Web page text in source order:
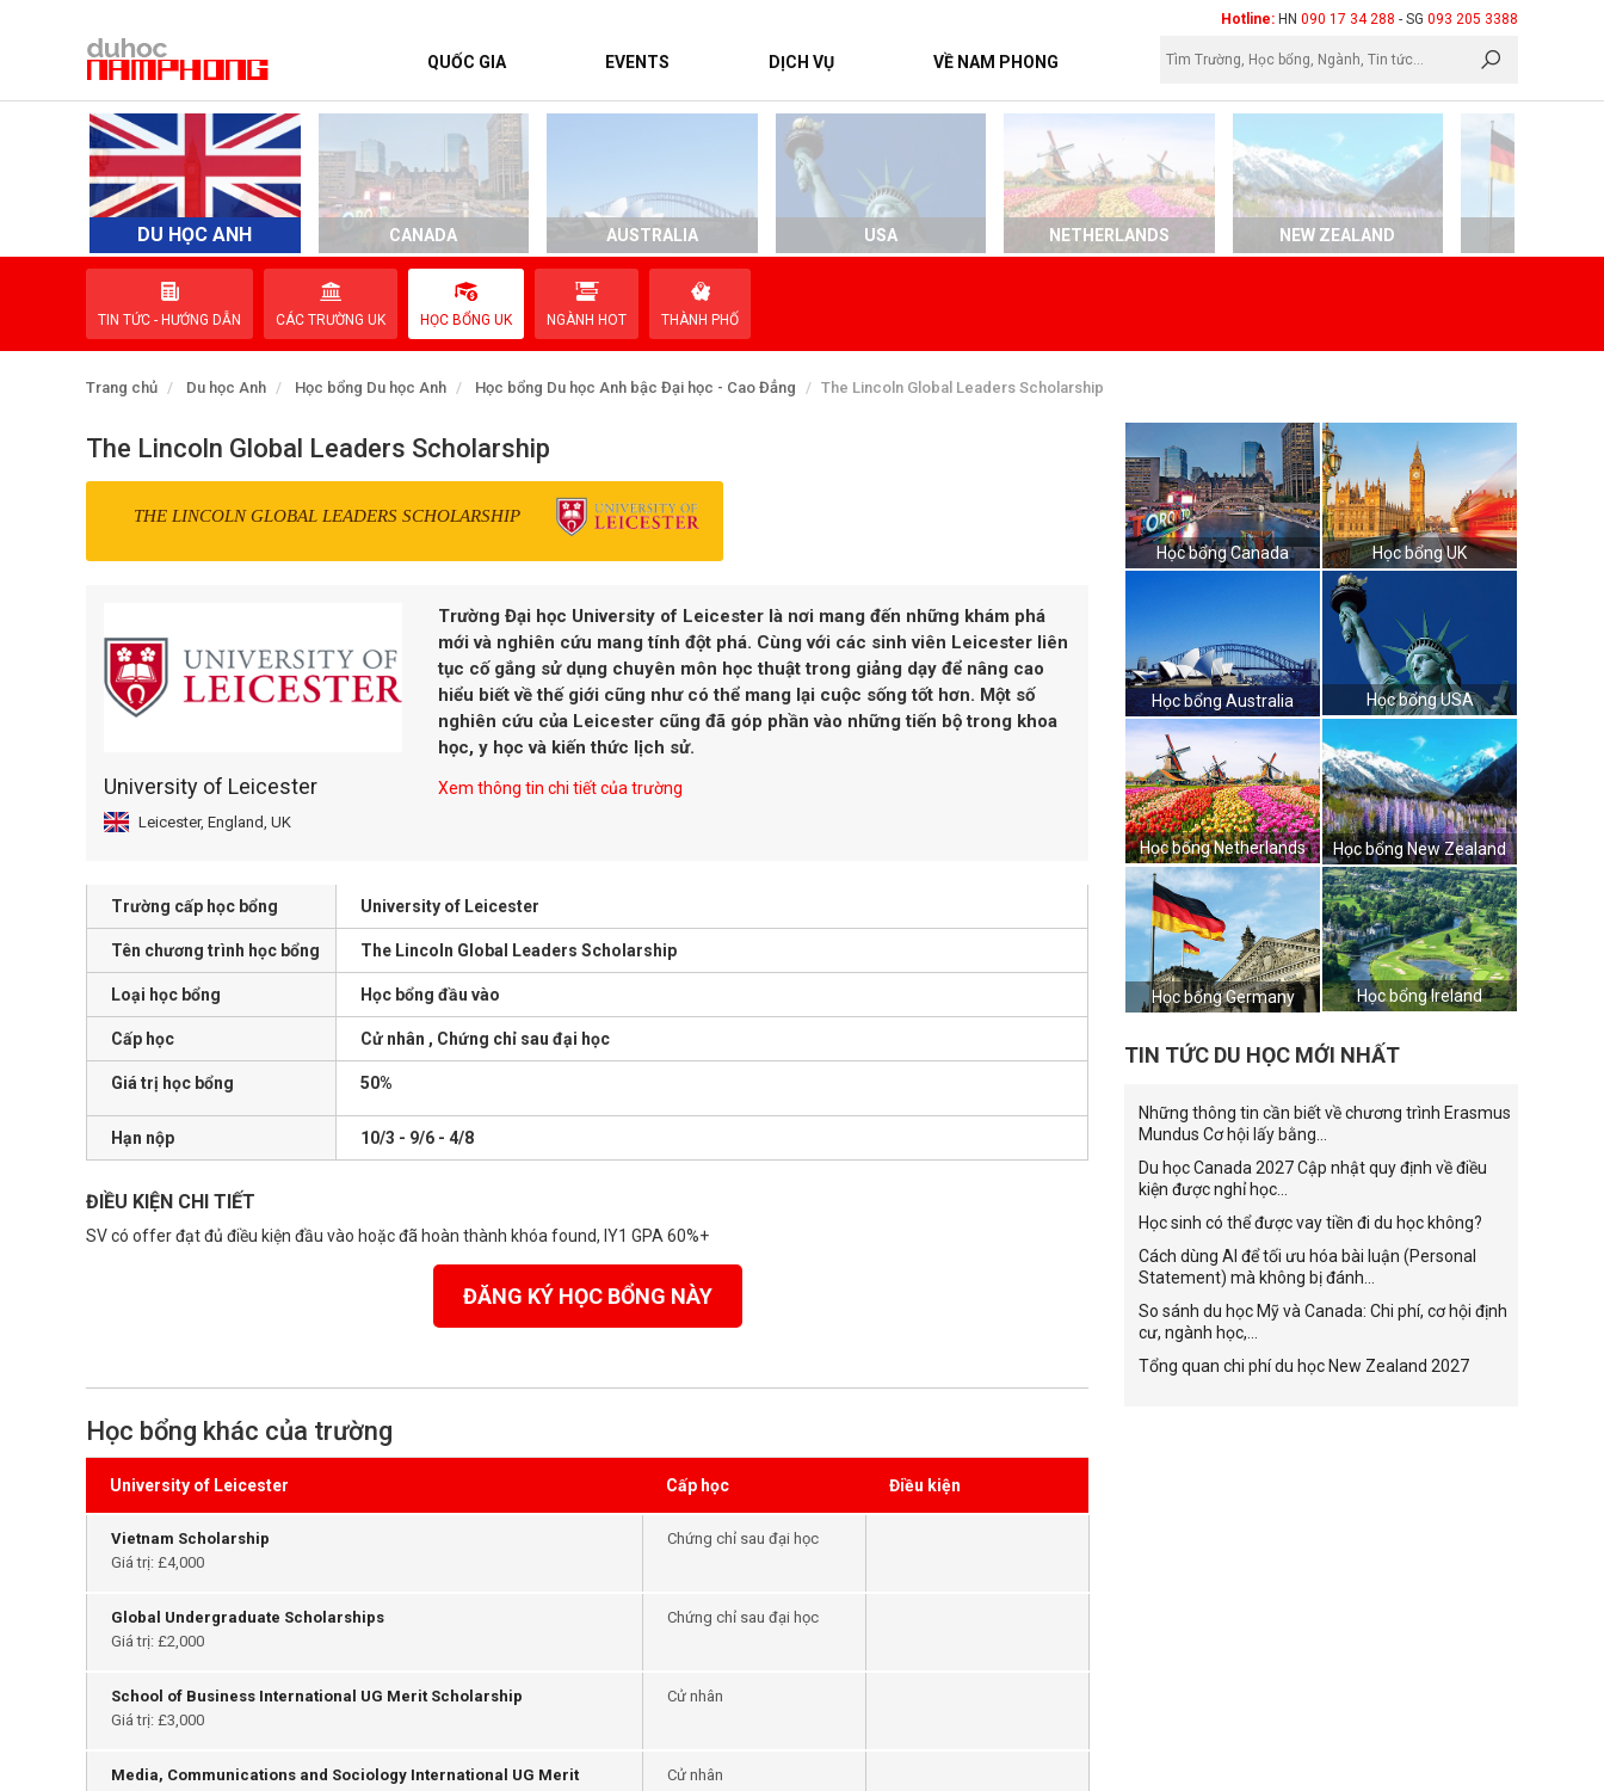
Hotline: HN 090 17 34 288 - SG 093 205 3388
QUỐC GIA EVENTS DỊCH VỤ VỀ NAM PHONG
DU HỌC ANH CANADA AUSTRALIA USA NETHERLANDS NEW ZEALAND
TIN TỨC - HƯỚNG DẪN CÁC TRƯỜNG UK HỌC BỔNG UK NGÀNH HOT THÀNH PHỐ
Trang chủ Du học Anh Học bổng Du học Anh Học bổng Du học Anh bậc Đại học - Cao Đẳng The Lincoln Global Leaders Scholarship
The Lincoln Global Leaders Scholarship
THE LINCOLN GLOBAL LEADERS SCHOLARSHIP
University of Leicester
Leicester, England, UK
Trường Đại học University of Leicester là nơi mang đến những khám phá
mới và nghiên cứu mang tính đột phá. Cùng với các sinh viên Leicester liên
tục cố gắng sử dụng chuyên môn học thuật trong giảng dạy để nâng cao
hiểu biết về thế giới cũng như có thể mang lại cuộc sống tốt hơn. Một số
nghiên cứu của Leicester cũng đã góp phần vào những tiến bộ trong khoa
học, y học và kiến thức lịch sử.
Xem thông tin chi tiết của trường
Trường cấp học bổng University of Leicester
Tên chương trình học bổng The Lincoln Global Leaders Scholarship
Loại học bổng Học bổng đầu vào
Cấp học Cử nhân , Chứng chỉ sau đại học
Giá trị học bổng 50%
Hạn nộp 10/3 - 9/6 - 4/8
ĐIỀU KIỆN CHI TIẾT
SV có offer đạt đủ điều kiện đầu vào hoặc đã hoàn thành khóa found, IY1 GPA 60%+
ĐĂNG KÝ HỌC BỔNG NÀY
Học bổng khác của trường
University of Leicester Cấp học Điều kiện
Vietnam Scholarship
Giá trị: £4,000
Chứng chỉ sau đại học
Global Undergraduate Scholarships
Giá trị: £2,000
Chứng chỉ sau đại học
School of Business International UG Merit Scholarship
Giá trị: £3,000
Cử nhân
Media, Communications and Sociology International UG Merit
Cử nhân
Học bổng Canada Học bổng UK
Học bổng Australia Học bổng USA
Học bổng Netherlands Học bổng New Zealand
Học bổng Germany Học bổng Ireland
TIN TỨC DU HỌC MỚI NHẤT
Những thông tin cần biết về chương trình Erasmus
Mundus Cơ hội lấy bằng...
Du học Canada 2027 Cập nhật quy định về điều
kiện được nghỉ học...
Học sinh có thể được vay tiền đi du học không?
Cách dùng AI để tối ưu hóa bài luận (Personal
Statement) mà không bị đánh...
So sánh du học Mỹ và Canada: Chi phí, cơ hội định
cư, ngành học,...
Tổng quan chi phí du học New Zealand 2027
TRANG CHỦ
QUỐC GIA
EVENTS
LIÊN HỆ